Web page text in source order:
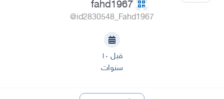
fahd1967
@id2830548_Fahd1967
قبل ١٠
سنوات